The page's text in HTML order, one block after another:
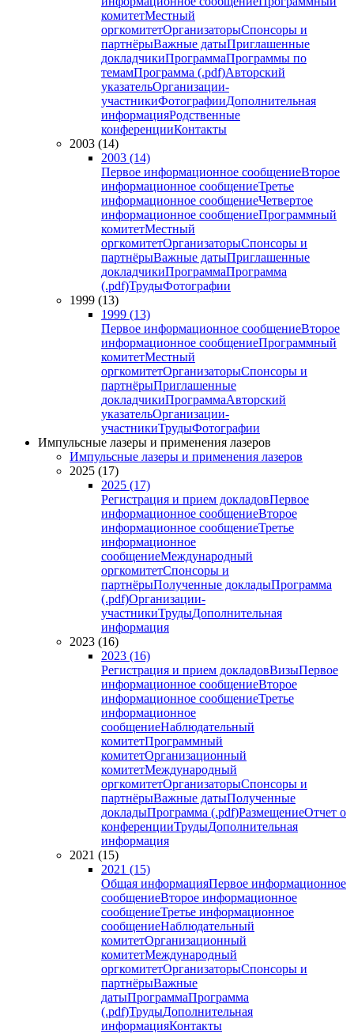
комитетМестный
оргкомитетОрганизаторыСпонсоры и
партнёрыВажные датыПриглашенные
докладчикиПрограммаПрограммы по
темамПрограмма (.pdf)Авторский
указательОрганизации-
участникиФотографииДополнительная
информацияРодственные
конференцииКонтакты
2003 (14)
2003 (14)
Первое информационное сообщениеВторое
информационное сообщениеТретье
информационное сообщениеЧетвертое
информационное сообщениеПрограммный
комитетМестный
оргкомитетОрганизаторыСпонсоры и
партнёрыВажные датыПриглашенные
докладчикиПрограммаПрограмма
(.pdf)ТрудыФотографии
1999 (13)
1999 (13)
Первое информационное сообщениеВторое
информационное сообщениеПрограммный
комитетМестный
оргкомитетОрганизаторыСпонсоры и
партнёрыПриглашенные
докладчикиПрограммаАвторский
указательОрганизации-
участникиТрудыФотографии
Импульсные лазеры и применения лазеров
Импульсные лазеры и применения лазеров
2025 (17)
2025 (17)
Регистрация и прием докладовПервое
информационное сообщениеВторое
информационное сообщениеТретье
информационное
сообщениеМеждународный
оргкомитетСпонсоры и
партнёрыПолученные докладыПрограмма
(.pdf)Организации-
участникиТрудыДополнительная
информация
2023 (16)
2023 (16)
Регистрация и прием докладовВизыПервое
информационное сообщениеВторое
информационное сообщениеТретье
информационное
сообщениеНаблюдательный
комитетПрограммный
комитетОрганизационный
комитетМеждународный
оргкомитетОрганизаторыСпонсоры и
партнёрыВажные датыПолученные
докладыПрограмма (.pdf)РазмещениеОтчет о
конференцииТрудыДополнительная
информация
2021 (15)
2021 (15)
Общая информацияПервое информационное
сообщениеВторое информационное
сообщениеТретье информационное
сообщениеНаблюдательный
комитетОрганизационный
комитетМеждународный
оргкомитетОрганизаторыСпонсоры и
партнёрыВажные
датыПрограммаПрограмма
(.pdf)ТрудыДополнительная
информацияКонтакты